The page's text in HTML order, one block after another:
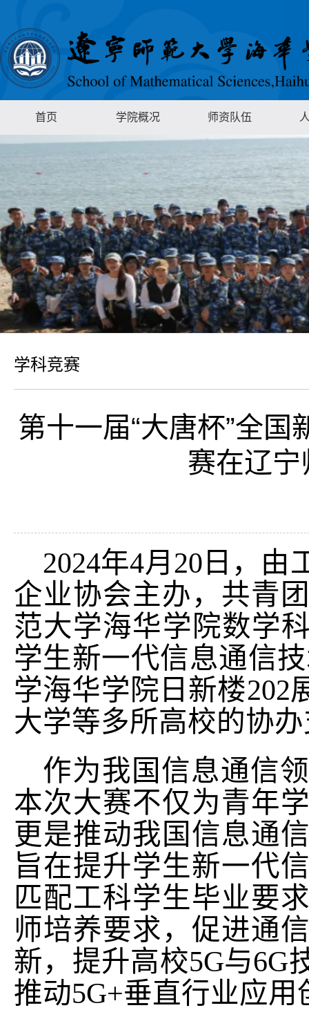
首页 学院概况 师资队伍
学科竞赛
第十一届“大唐杯”全
赛在辽
2024年4月20日，
企业协会主办，共青
范大学海华学院数学
学生新一代信息通信
学海华学院日新楼202
大学等多所高校的协
作为我国信息通信
本次大赛不仅为青年
更是推动我国信息通
旨在提升学生新一代
匹配工科学生毕业要
师培养要求，促进通
新，提升高校5G与6G
推动5G+垂直行业应